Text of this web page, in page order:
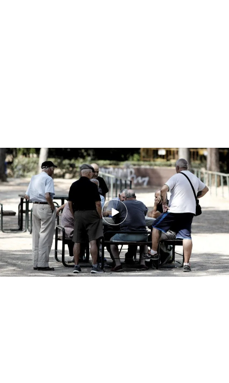
Jubilación activa: el plan del Gobierno para incentivar que los trabajadores
alarguen su vida laboral